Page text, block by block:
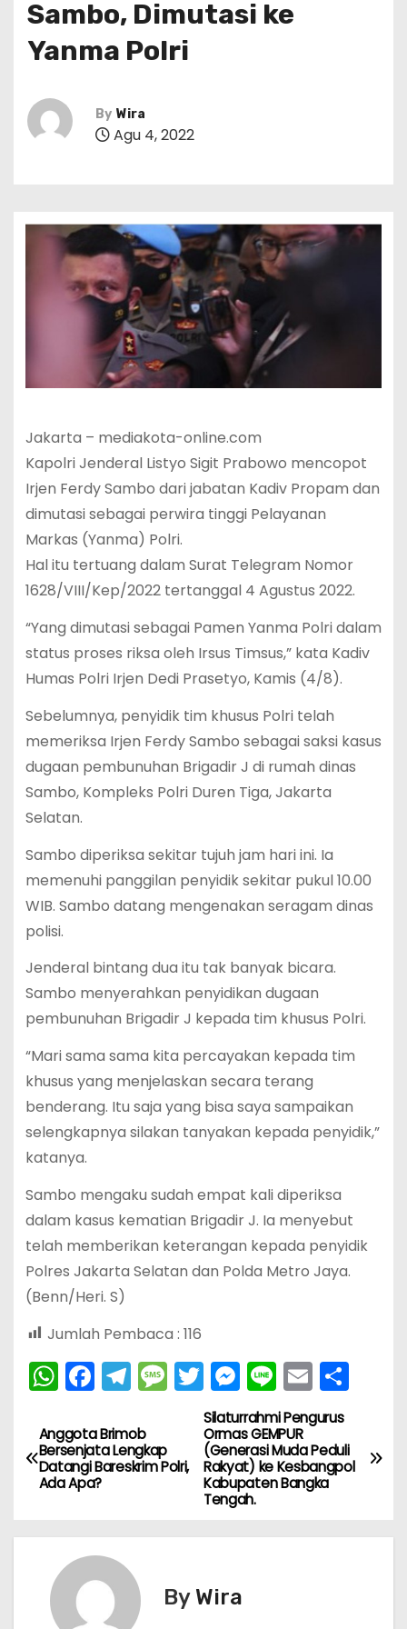
Sambo, Dimutasi ke
Yanma Polri
By Wira
Agu 4, 2022
Jakarta – mediakota-online.com
Kapolri Jenderal Listyo Sigit Prabowo mencopot
Irjen Ferdy Sambo dari jabatan Kadiv Propam dan
dimutasi sebagai perwira tinggi Pelayanan
Markas (Yanma) Polri.
Hal itu tertuang dalam Surat Telegram Nomor
1628/VIII/Kep/2022 tertanggal 4 Agustus 2022.
“Yang dimutasi sebagai Pamen Yanma Polri dalam
status proses riksa oleh Irsus Timsus,” kata Kadiv
Humas Polri Irjen Dedi Prasetyo, Kamis (4/8).
Sebelumnya, penyidik tim khusus Polri telah
memeriksa Irjen Ferdy Sambo sebagai saksi kasus
dugaan pembunuhan Brigadir J di rumah dinas
Sambo, Kompleks Polri Duren Tiga, Jakarta
Selatan.
Sambo diperiksa sekitar tujuh jam hari ini. Ia
memenuhi panggilan penyidik sekitar pukul 10.00
WIB. Sambo datang mengenakan seragam dinas
polisi.
Jenderal bintang dua itu tak banyak bicara.
Sambo menyerahkan penyidikan dugaan
pembunuhan Brigadir J kepada tim khusus Polri.
“Mari sama sama kita percayakan kepada tim
khusus yang menjelaskan secara terang
benderang. Itu saja yang bisa saya sampaikan
selengkapnya silakan tanyakan kepada penyidik,”
katanya.
Sambo mengaku sudah empat kali diperiksa
dalam kasus kematian Brigadir J. Ia menyebut
telah memberikan keterangan kepada penyidik
Polres Jakarta Selatan dan Polda Metro Jaya.
(Benn/Heri. S)
Jumlah Pembaca : 116
W
h
a
ts
A
p
F
a
c
e
b
o
k
T
el
e
gr
M
e
s
e
T
w
itt
er
M
e
s
s
e
g
Li
n
e
E
m
ai
l
S
ar
e
N
a
i
Silaturrahmi Pengurus
Ormas GEMPUR
(Generasi Muda Peduli
Rakyat) ke Kesbangpol
Kabupaten Bangka
Tengah.
Anggota Brimob
Bersenjata Lengkap
Datangi Bareskrim Polri,
Ada Apa?
By Wira